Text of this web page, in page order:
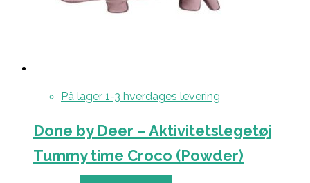
På lager 1-3 hverdages levering
Done by Deer – Aktivitetslegetøj
Tummy time Croco (Powder)